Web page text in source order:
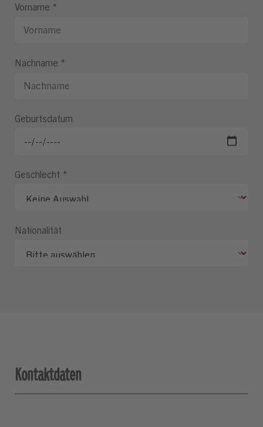
Vorname *
Nachname *
Geburtsdatum
Geschlecht *
Nationalität
Kontaktdaten